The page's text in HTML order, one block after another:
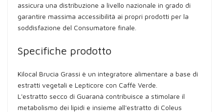
assicura una distribuzione a livello nazionale in grado di
garantire massima accessibilità ai propri prodotti per la
soddisfazione del Consumatore finale.
Specifiche prodotto
Kilocal Brucia Grassi è un integratore alimentare a base di
estratti vegetali e Lepticore con Caffè Verde.
L'estratto secco di Guaranà contribuisce a stimolare il
metabolismo dei lipidi e insieme all'estratto di Coleus